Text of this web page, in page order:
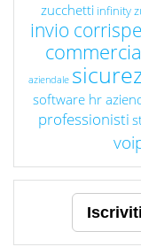
zucchetti infinity
invio
aziendale
software hr
professionisti